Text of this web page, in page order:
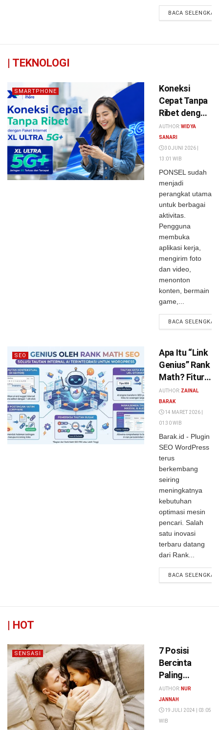
BACA
| TEKNOLOGI
SMARTPHONE
Koneksi
Cepat Tanpa
Ribet dengan
Paket
Internet XL
ULTRA 5G+
AUTHOR:WIDYA
SANARI
30 JUNI 2026 |
13:01 WIB
PONSEL sudah
menjadi
perangkat utama
untuk berbagai
aktivitas.
Pengguna
membuka
aplikasi kerja,
mengirim foto
dan video,
menonton
konten, bermain
game,...
BACA
SEO
Apa Itu “Link
Genius” Rank
Math? Fitur
AI Internal
Linking yang
Sedang Viral
di Dunia SEO
AUTHOR: ZAINAL
BARAK
14 MARET 2026 |
01:30 WIB
Barak.id - Plugin
SEO WordPress
terus
berkembang
seiring
meningkatnya
kebutuhan
optimasi mesin
pencari. Salah
satu inovasi
terbaru datang
dari Rank...
BACA
| HOT
SENSASI
7 Posisi
Bercinta
Paling
Nyaman dan
Manfaatnya:
Dari Gaya
Klasik hingga
AUTHOR: NUR
JANNAH
19 JULI 2024 | 03:05
WIB